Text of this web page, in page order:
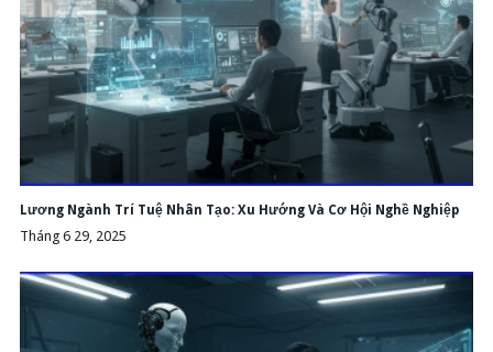
Lương Ngành Trí Tuệ Nhân Tạo: Xu Hướng Và Cơ Hội Nghề Nghiệp
Tháng 6 29, 2025